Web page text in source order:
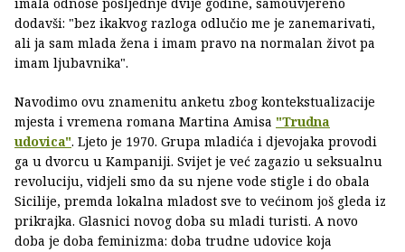
dodavši: "bez ikakvog razloga odlučio me je zanemarivati,
ali ja sam mlada žena i imam pravo na normalan život pa
imam ljubavnika".
Navodimo ovu znamenitu anketu zbog kontekstualizacije
mjesta i vremena romana Martina Amisa "Trudna
udovica". Ljeto je 1970. Grupa mladića i djevojaka provodi
ga u dvorcu u Kampaniji. Svijet je već zagazio u seksualnu
revoluciju, vidjeli smo da su njene vode stigle i do obala
Sicilije, premda lokalna mladost sve to većinom još gleda iz
prikrajka. Glasnici novog doba su mladi turisti. A novo
doba je doba feminizma: doba trudne udovice koja